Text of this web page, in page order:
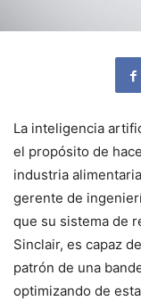
La inteligencia
el propósito de
industria
gerente de
que su sistema de
Sinclair, es capaz
patrón de una
optimizando de